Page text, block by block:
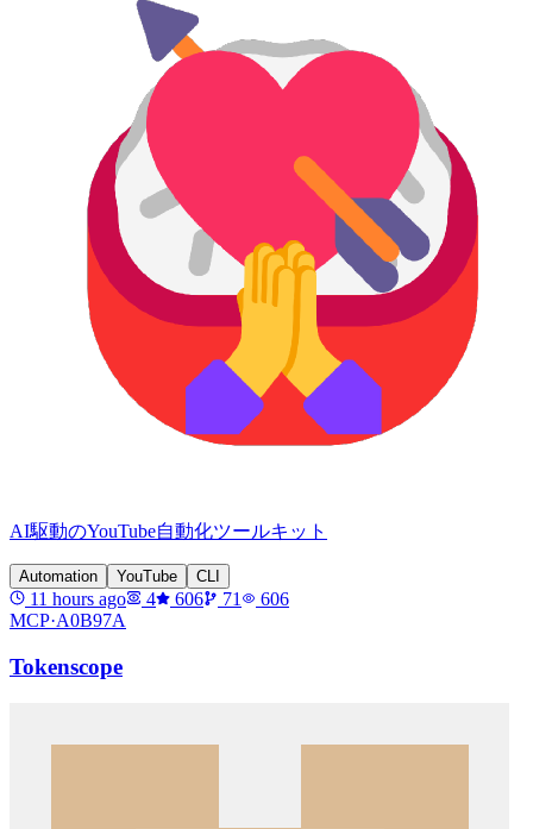
AI駆動のYouTube自動化ツールキット
Automation YouTube CLI
11 hours ago 4 606 71
606
MCP·A0B97A
Tokenscope